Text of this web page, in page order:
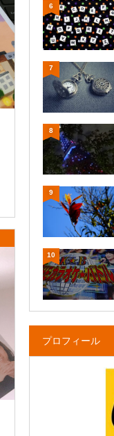
6
7
8
9
10
プロフィール